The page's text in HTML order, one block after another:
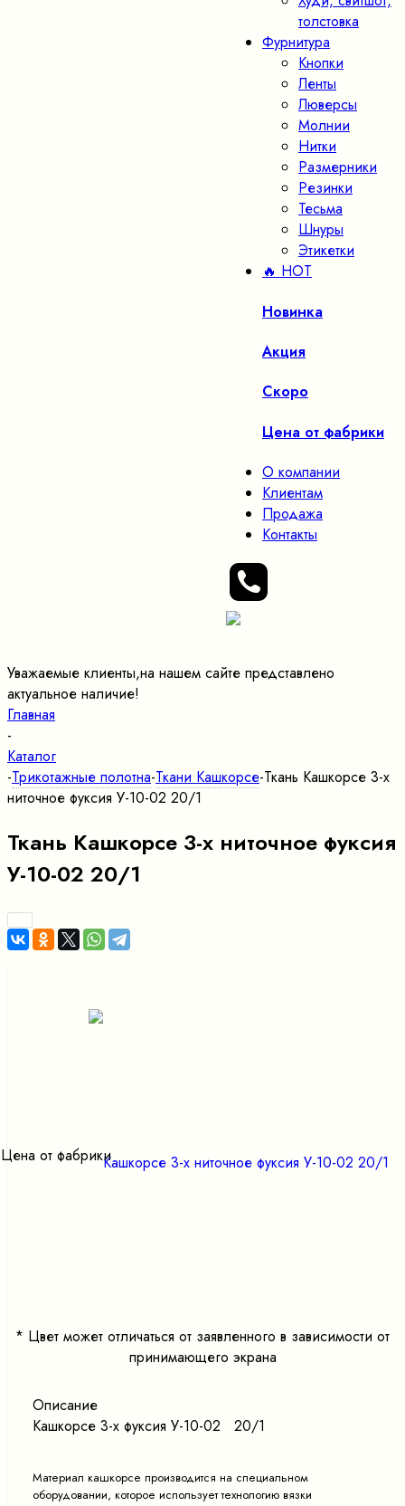
толстовка
Фурнитура
Кнопки
Ленты
Люверсы
Молнии
Нитки
Размерники
Резинки
Тесьма
Шнуры
Этикетки
🔥 HOT
Новинка
Акция
Скоро
Цена от фабрики
О компании
Клиентам
Продажа
Контакты
Уважаемые клиенты,на нашем сайте представлено
актуальное наличие!
Главная
-
Каталог
-Трикотажные полотна-Ткани Кашкорсе-Ткань Кашкорсе 3-х
ниточное фуксия У-10-02 20/1
Ткань Кашкорсе 3-х ниточное фуксия
У-10-02 20/1
Цена от фабрики
* Цвет может отличаться от заявленного в зависимости от
принимающего экрана
Описание
Кашкорсе 3-х фуксия У-10-02 20/1
Материал кашкорсе производится на специальном
оборудовании, которое использует технологию вязки